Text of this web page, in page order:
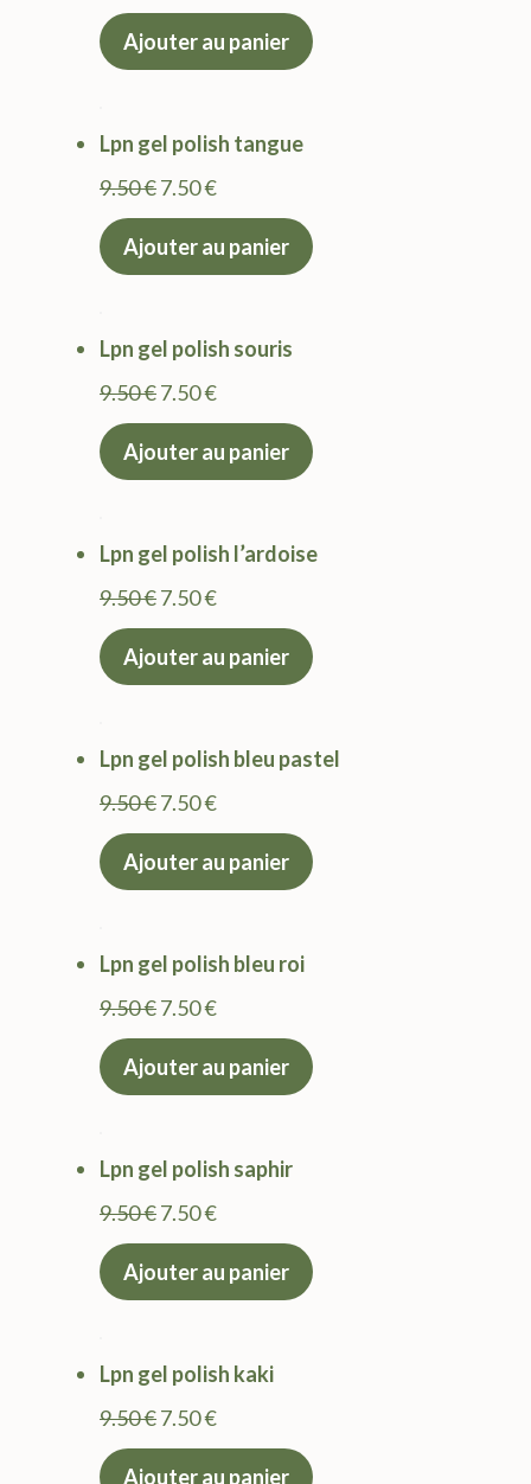
prix
initial
prix
actuel
Ajouter au panier
Lpn gel polish tangue
9.50€Le
prix
initial
7.50€Le
prix
actuel
Ajouter au panier
Lpn gel polish souris
9.50€Le
prix
initial
7.50€Le
prix
actuel
Ajouter au panier
Lpn gel polish l’ardoise
9.50€Le
prix
initial
7.50€Le
prix
actuel
Ajouter au panier
Lpn gel polish bleu pastel
9.50€Le
prix
initial
7.50€Le
prix
actuel
Ajouter au panier
Lpn gel polish bleu roi
9.50€Le
prix
initial
7.50€Le
prix
actuel
Ajouter au panier
Lpn gel polish saphir
9.50€Le
prix
initial
7.50€Le
prix
actuel
Ajouter au panier
Lpn gel polish kaki
9.50€Le
prix
7.50€Le
prix
Ajouter au panier